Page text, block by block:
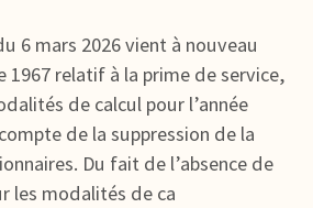
6 mars 2026 vient à nouveau
1967 relatif à la prime de service,
de calcul pour l’année
de la suppression de la
Du fait de l’absence de
les modalités de ca